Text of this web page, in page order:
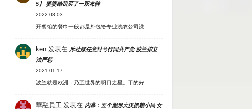
5】 婆婆给我买了一双布鞋
2022-08-03
开餐馆的餐巾一般都是外包给专业洗衣公司洗…
ken发表在 斥社媒任意封号行同共产党 波兰拟立
法严惩
2021-01-17
波兰就是欧洲，乃至世界的明日之星。干的好…
華融員工 发表在 内幕：五个彪形大汉抓赖小民 女